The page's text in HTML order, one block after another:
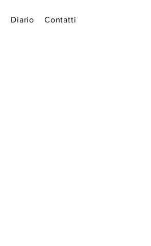
Diario Contatti